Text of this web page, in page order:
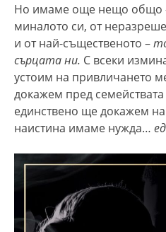
Но имаме още нещо общо
миналото си, от
и от най-същественото –
сърцата ни. С всеки
устоим на привличането
докажем пред
единствено ще докажем на
наистина имаме нужда…